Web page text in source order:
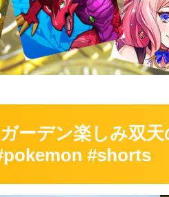
ーデン楽しみ双
#shorts